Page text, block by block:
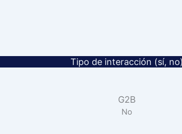
Tipo de interacción (sí, no)
G2B
No